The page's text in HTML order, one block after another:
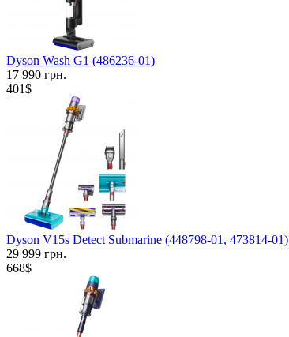
Dyson Wash G1 (486236-01)
17 990 грн.
401$
Dyson V15s Detect Submarine (448798-01, 473814-01)
29 999 грн.
668$